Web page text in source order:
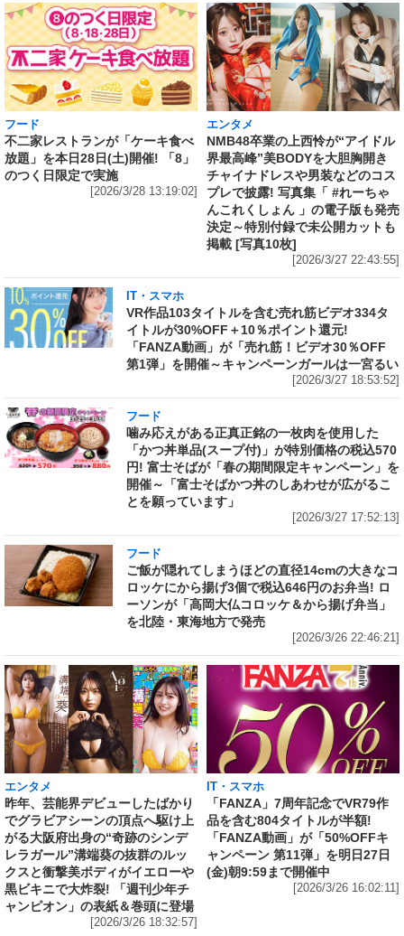
フード
不二家レストランが「ケーキ食べ
放題」を本日28日(土)開催! 「8」
のつく日限定で実施
[2026/3/28 13:19:02]
エンタメ
NMB48卒業の上西怜が“アイドル
界最高峰”美BODYを大胆胸開き
チャイナドレスや男装などのコス
プレで披露! 写真集「 #れーちゃ
んこれくしょん 」の電子版も発売
決定～特別付録で未公開カットも
掲載 [写真10枚]
[2026/3/27 22:43:55]
IT・スマホ
VR作品103タイトルを含む売れ筋ビデオ334タ
イトルが30%OFF＋10％ポイント還元!
「FANZA動画」が「売れ筋！ビデオ30％OFF
第1弾」を開催～キャンペーンガールは一宮るい
[2026/3/27 18:53:52]
フード
噛み応えがある正真正銘の一枚肉を使用した
「かつ丼単品(スープ付)」が特別価格の税込570
円! 富士そばが「春の期間限定キャンペーン」を
開催～「富士そばかつ丼のしあわせが広がるこ
とを願っています」
[2026/3/27 17:52:13]
フード
ご飯が隠れてしまうほどの直径14cmの大きなコ
ロッケにから揚げ3個で税込646円のお弁当! ロ
ーソンが「高岡大仏コロッケ＆から揚げ弁当」
を北陸・東海地方で発売
[2026/3/26 22:46:21]
エンタメ
昨年、芸能界デビューしたばかり
でグラビアシーンの頂点へ駆け上
がる大阪府出身の“奇跡のシンデ
レラガール”溝端葵の抜群のルッ
クスと衝撃美ボディがイエローや
黒ビキニで大炸裂! 「週刊少年チ
ャンピオン」の表紙＆巻頭に登場
[2026/3/26 18:32:57]
IT・スマホ
「FANZA」7周年記念でVR79作
品を含む804タイトルが半額!
「FANZA動画」が「50%OFFキ
ャンペーン 第11弾」を明日27日
(金)朝9:59まで開催中
[2026/3/26 16:02:11]